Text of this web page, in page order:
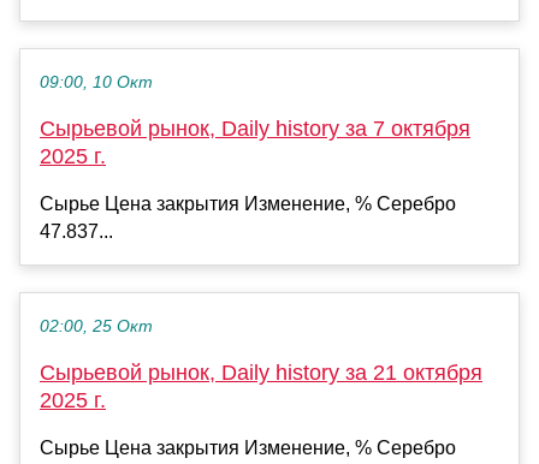
09:00, 10 Окт
Сырьевой рынок, Daily history за 7 октября
2025 г.
Сырье Цена закрытия Изменение, % Серебро
47.837...
02:00, 25 Окт
Сырьевой рынок, Daily history за 21 октября
2025 г.
Сырье Цена закрытия Изменение, % Серебро